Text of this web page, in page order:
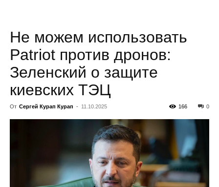
Не можем использовать
Patriot против дронов:
Зеленский о защите
киевских ТЭЦ
От Сергей Курап Курап - 11.10.2025 0
166